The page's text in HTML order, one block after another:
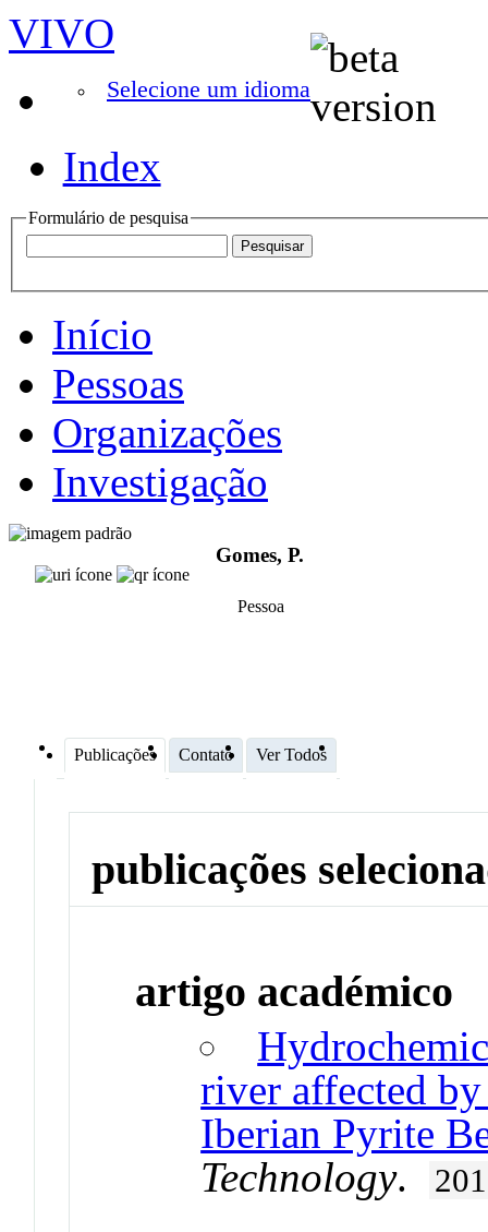
VIVO
Selecione um idioma
Index
Formulário de pesquisa
Início
Pessoas
Organizações
Investigação
Gomes, P.
Pessoa
Publicações Contato Ver Todos
publicações
artigo académico
river affected
Iberian Pyrite
Technology.